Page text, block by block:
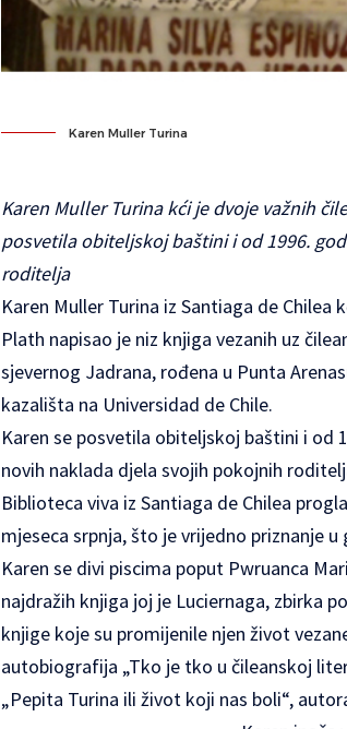
Karen Muller Turina
Karen Muller Turina kći je dvoje važnih
posvetila obiteljskoj baštini i od 1996.
roditelja
Karen Muller Turina iz Santiaga de
Plath napisao je niz knjiga vezanih uz
sjevernog Jadrana, rođena u Punta
kazališta na Universidad de Chile.
Karen se posvetila obiteljskoj baštini i od
novih naklada djela svojih pokojnih
Biblioteca viva iz Santiaga de Chilea
mjeseca srpnja, što je vrijedno priznanje
Karen se divi piscima poput Pwruanca
najdražih knjiga joj je Luciernaga, zbirka
knjige koje su promijenile njen život
autobiografija „Tko je tko u čileanskoj
„Pepita Turina ili život koji nas boli“,